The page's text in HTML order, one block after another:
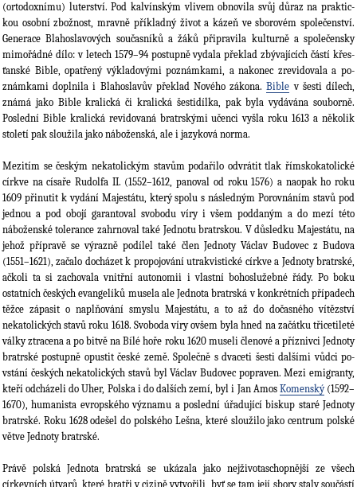
(ortodoxnímu) luterství. Pod kalvínským vlivem obnovila svůj důraz na praktic­
kou osobní zbožnost, mravně příkladný život a kázeň ve sborovém společenství.
Generace Blahoslavových současníků a žáků připravila kultur­ně a spole­čensky
mimořádné dílo: v letech 1579–94 postupně vydala překlad zbýva­jících částí křes­
ťanské Bible, opatřený výkladovými poznámkami, a nakonec zrevidovala a po­
znám­kami do­plnila i Blahoslavův překlad Nového zákona.Bible v šesti dílech,
známá jako Bible kralická či kra­lická šestidílka, pak byla vydávána souborně.
Poslední Bible kralická revidovaná bratrskými učenci vyšla roku 1613 a několik
století pak sloužila jako náboženská, ale i jazyková norma.
Mezitím se českým nekatolickým stavům podařilo odvrátit tlak římskokatolické
církve na císaře Rudolfa II. (1552–1612, panoval od roku 1576) a naopak ho roku
1609 přinutit k vydání Majestátu, který spolu s následným Porovnáním stavů pod
jednou a pod obojí garanto­val svobodu víry i všem poddaným a do mezí této
náboženské tolerance zahrnoval také Jednotu bratrskou. V důsledku Majestátu, na
jehož přípravě se výrazně podílel také člen Jednoty Václav Budovec z Budova
(1551–1621), začalo docházet k propojování utrakvistické církve a Jednoty bratrské,
ačkoli ta si zachovala vnitřní autonomii i vlastní bohoslužebné řády. Po boku
ostatních českých evangelíků musela ale Jednota bratrská v konkrétních případech
těžce zápasit o na­plňování smyslu Majestátu, a to až do dočasného vítězství
nekatolických stavů roku 1618. Svo­boda víry ovšem byla hned na začátku třicetileté
války ztracena a po bitvě na Bílé hoře roku 1620 museli členové a příznivci Jednoty
bratrské postupně opustit české země. Společně s dvaceti šesti dalšími vůdci po­
vstání českých nekatolických stavů byl Václav Budovec popra­ven. Mezi emigranty,
kteří odcházeli do Uher, Polska i do dalších zemí, byl i Jan Amos Komenský(1592–
1670), humanista evropského významu a poslední úřadující biskup staré Jednoty
bratrské. Roku 1628 odešel do polského Lešna, které sloužilo jako centrum polské
větve Jednoty bratrské.
Právě polská Jednota bratrská se ukázala jako nejživotaschopnější ze všech
církevních útvarů, které bratři v cizině vytvořili, byť se tam její sbory staly součástí